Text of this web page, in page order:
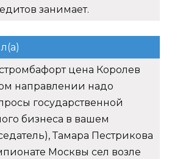
занимает.
цена Королев
направлении надо
государственной
бизнеса в вашем
Тамара Пестрикова
Москвы сел возле